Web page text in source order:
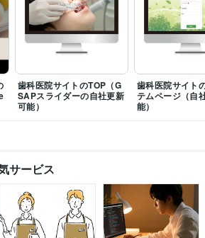
WPプラグインなしでの多機能サイト 検索機
るHP
ン 動画編集 コーディング
１から作り上げる
不動産 飲食店舗 高品質
WPプラグインなしのスキル販売
線 多機能サイト
歯科医院サイトのTOP（G
SAPスライダーの自社更新
可能）
歯科医院サイト
テムページ（自
能）
サービス